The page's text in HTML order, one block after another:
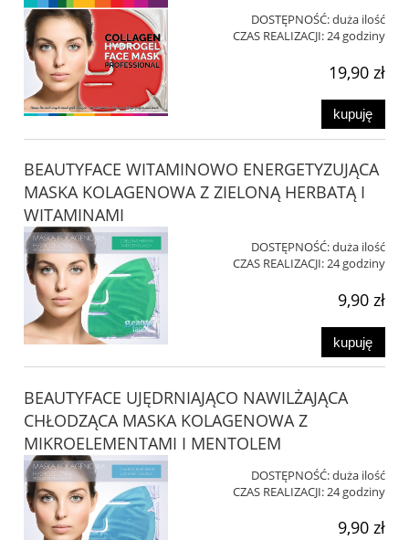
DOSTĘPNOŚĆ:duża ilość
CZAS REALIZACJI:24 godziny
19,90 zł
kupuję
BEAUTYFACE WITAMINOWO ENERGETYZUJĄCA
MASKA KOLAGENOWA Z ZIELONĄ HERBATĄ I
WITAMINAMI
DOSTĘPNOŚĆ:duża ilość
CZAS REALIZACJI:24 godziny
9,90 zł
kupuję
BEAUTYFACE UJĘDRNIAJĄCO NAWILŻAJĄCA
CHŁODZĄCA MASKA KOLAGENOWA Z
MIKROELEMENTAMI I MENTOLEM
DOSTĘPNOŚĆ:duża ilość
CZAS REALIZACJI:24 godziny
9,90 zł